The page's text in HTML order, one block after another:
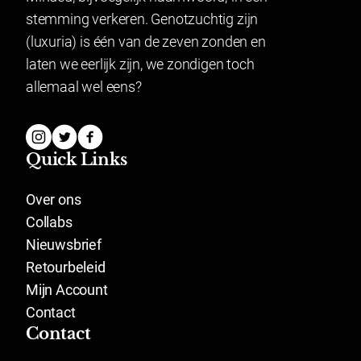
Lingerie mag gepast worden en indien het niet past
geretourneerd worden.
stemming verkeren. Genotzuchtig zijn
(luxuria) is één van de zeven zonden en
laten we eerlijk zijn, we zondigen toch
allemaal wel eens?
Quick Links
Over ons
Collabs
Nieuwsbrief
Retourbeleid
Mijn Account
Contact
Contact